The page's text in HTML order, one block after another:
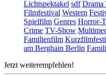
Lichtspektakel sdf Drama
Filmfestival Western
Spielfilm Genres Horror-
Crime TV-Show
Familienfilm
am Berghain Berlin
Jetzt weiterempfehlen!